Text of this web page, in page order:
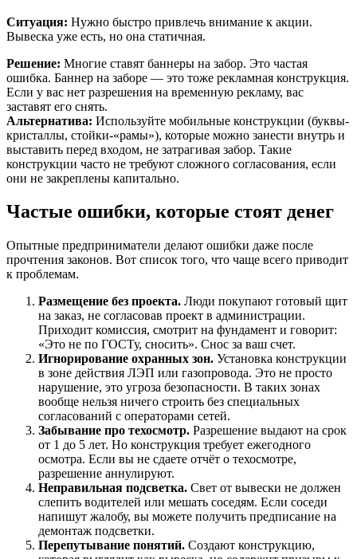
Ситуация: Нужно быстро привлечь внимание к акции.
Вывеска уже есть, но она статичная.
Решение: Многие ставят баннеры на забор. Это частая
ошибка. Баннер на заборе — это тоже рекламная конструкция.
Если у вас нет разрешения на временную рекламу, вас
заставят его снять.
Альтернатива: Используйте мобильные конструкции (буквы-
кристаллы, стойки-«рамы»), которые можно занести внутрь и
выставить перед входом, не затрагивая забор. Такие
конструкции часто не требуют сложного согласования, если
они не закреплены капитально.
Частые ошибки, которые стоят денег
Опытные предприниматели делают ошибки даже после
прочтения законов. Вот список того, что чаще всего приводит
к проблемам.
Размещение без проекта. Люди покупают готовый щит
на заказ, не согласовав проект в администрации.
Приходит комиссия, смотрит на фундамент и говорит:
«Это не по ГОСТу, сносить». Снос за ваш счет.
Игнорирование охранных зон. Установка конструкции
в зоне действия ЛЭП или газопровода. Это не просто
нарушение, это угроза безопасности. В таких зонах
вообще нельзя ничего строить без специальных
согласований с операторами сетей.
Забывание про техосмотр. Разрешение выдают на срок
от 1 до 5 лет. Но конструкция требует ежегодного
осмотра. Если вы не сдаете отчёт о техосмотре,
разрешение аннулируют.
Неправильная подсветка. Свет от вывески не должен
слепить водителей или мешать соседям. Если соседи
напишут жалобу, вы можете получить предписание на
демонтаж подсветки.
Перепутывание понятий. Создают конструкцию,